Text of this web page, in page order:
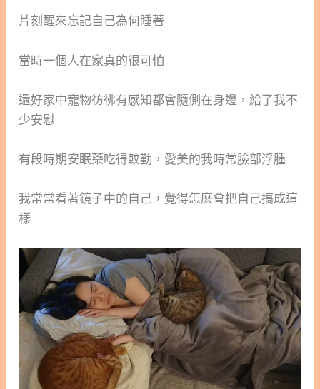
片刻醒來忘記自己為何睡著
當時一個人在家真的很可怕
還好家中寵物彷彿有感知都會隨側在身邊，給了我不
少安慰
有段時期安眠藥吃得較勤，愛美的我時常臉部浮腫
我常常看著鏡子中的自己，覺得怎麼會把自己搞成這
樣